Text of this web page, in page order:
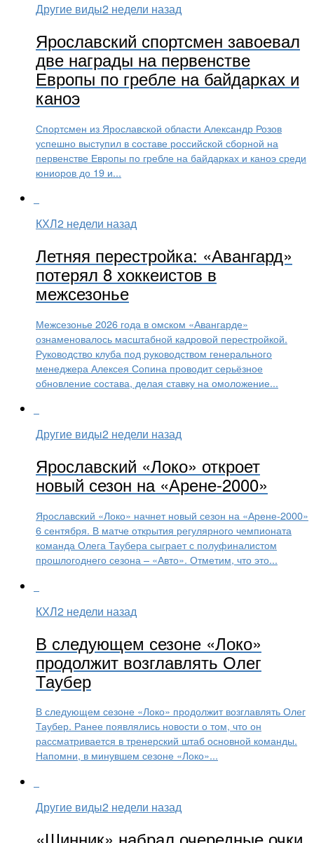
Другие виды2 недели назад
Ярославский спортсмен завоевал
две награды на первенстве
Европы по гребле на байдарках и
каноэ
Спортсмен из Ярославской области Александр Розов
успешно выступил в составе российской сборной на
первенстве Европы по гребле на байдарках и каноэ среди
юниоров до 19 и...
КХЛ2 недели назад
Летняя перестройка: «Авангард»
потерял 8 хоккеистов в
межсезонье
Межсезонье 2026 года в омском «Авангарде»
ознаменовалось масштабной кадровой перестройкой.
Руководство клуба под руководством генерального
менеджера Алексея Сопина проводит серьёзное
обновление состава, делая ставку на омоложение...
Другие виды2 недели назад
Ярославский «Локо» откроет
новый сезон на «Арене-2000»
Ярославский «Локо» начнет новый сезон на «Арене-2000»
6 сентября. В матче открытия регулярного чемпионата
команда Олега Таубера сыграет с полуфиналистом
прошлогоднего сезона – «Авто». Отметим, что это...
КХЛ2 недели назад
В следующем сезоне «Локо»
продолжит возглавлять Олег
Таубер
В следующем сезоне «Локо» продолжит возглавлять Олег
Таубер. Ранее появлялись новости о том, что он
рассматривается в тренерский штаб основной команды.
Напомни, в минувшем сезоне «Локо»...
Другие виды2 недели назад